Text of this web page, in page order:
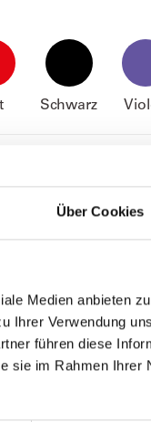
Über Cookies
Medien anbieten
Ihrer Verwendung
führen diese
sie im Rahmen Ihrer
Schwarz